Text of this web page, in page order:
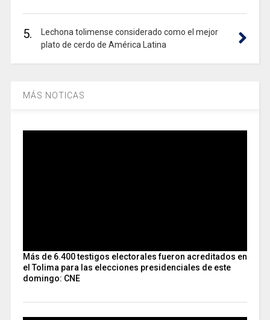
5.
Lechona tolimense considerado como el mejor
plato de cerdo de América Latina
MÁS NOTICAS
Más de 6.400 testigos electorales fueron acreditados en
el Tolima para las elecciones presidenciales de este
domingo: CNE